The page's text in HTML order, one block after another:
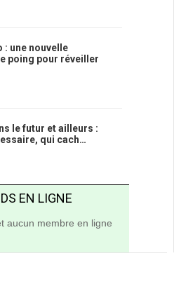
: une nouvelle
poing pour réveiller
le futur et ailleurs :
qui cach…
EN LIGNE
aucun membre en ligne